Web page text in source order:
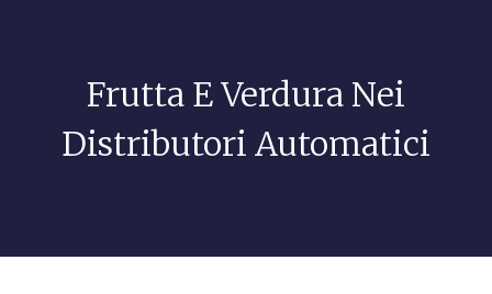
Frutta E Verdura Nei
Distributori Automatici